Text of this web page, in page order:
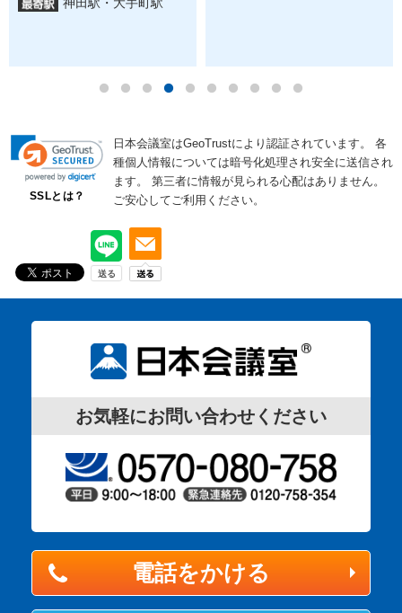
SSLとは？
日本会議室はGeoTrustにより認証されています。
各
種個人情報については暗号化処理され安全に送信され
ます。
第三者に情報が見られる心配はありません。
ご安心してご利用ください。
お気軽にお問い合わせください
電話をかける